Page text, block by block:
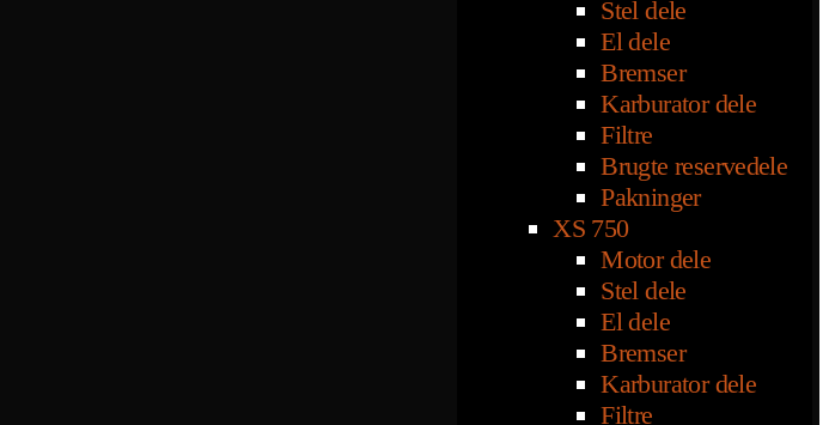
Stel dele
El dele
Bremser
Karburator dele
Filtre
Brugte reservedele
Pakninger
XS 750
Motor dele
Stel dele
El dele
Bremser
Karburator dele
Filtre